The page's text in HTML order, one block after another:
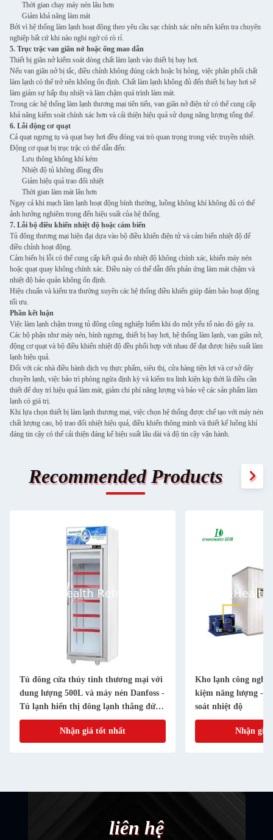
Thời gian chạy máy nén lâu hơn
Giảm khả năng làm mát
Bởi vì hệ thống làm lạnh hoạt động theo yêu cầu sạc chính xác nên nên kiểm tra chuyên
nghiệp bất cứ khi nào nghi ngờ có rò rỉ.
5. Trục trặc van giãn nở hoặc ống mao dẫn
Thiết bị giãn nở kiểm soát dòng chất làm lạnh vào thiết bị bay hơi.
Nếu van giãn nở bị tắc, điều chỉnh không đúng cách hoặc bị hỏng, việc phân phối chất
làm lạnh có thể trở nên không ổn định. Chất làm lạnh không đủ đến thiết bị bay hơi sẽ
làm giảm sự hấp thụ nhiệt và làm chậm quá trình làm mát.
Trong các hệ thống làm lạnh thương mại tiên tiến, van giãn nở điện tử có thể cung cấp
khả năng kiểm soát chính xác hơn và cải thiện hiệu quả sử dụng năng lượng tổng thể.
6. Lỗi động cơ quạt
Cả quạt ngưng tụ và quạt bay hơi đều đóng vai trò quan trọng trong việc truyền nhiệt.
Động cơ quạt bị trục trặc có thể dẫn đến:
Lưu thông không khí kém
Nhiệt độ tủ không đồng đều
Giảm hiệu quả trao đổi nhiệt
Thời gian làm mát lâu hơn
Ngay cả khi mạch làm lạnh hoạt động bình thường, luồng không khí không đủ có thể
ảnh hưởng nghiêm trọng đến hiệu suất của hệ thống.
7. Lỗi bộ điều khiển nhiệt độ hoặc cảm biến
Tủ đông thương mại hiện đại dựa vào bộ điều khiển điện tử và cảm biến nhiệt độ để
điều chỉnh hoạt động.
Cảm biến bị lỗi có thể cung cấp kết quả đo nhiệt độ không chính xác, khiến máy nén
hoặc quạt quay không chính xác. Điều này có thể dẫn đến phản ứng làm mát chậm và
nhiệt độ bảo quản không ổn định.
Hiệu chuẩn và kiểm tra thường xuyên các hệ thống điều khiển giúp đảm bảo hoạt động
tối ưu.
Phần kết luận
Việc làm lạnh chậm trong tủ đông công nghiệp hiếm khi do một yếu tố nào đó gây ra.
Các bộ phận như máy nén, bình ngưng, thiết bị bay hơi, hệ thống làm lạnh, van giãn nở,
động cơ quạt và bộ điều khiển nhiệt độ đều phối hợp với nhau để đạt được hiệu suất làm
lạnh hiệu quả.
Đối với các nhà điều hành dịch vụ thực phẩm, siêu thị, cửa hàng tiện lợi và cơ sở dây
chuyền lạnh, việc bảo trì phòng ngừa định kỳ và kiểm tra linh kiện kịp thời là điều cần
thiết để duy trì hiệu quả làm mát, giảm chi phí năng lượng và bảo vệ các sản phẩm làm
lạnh có giá trị.
Khi lựa chọn thiết bị làm lạnh thương mại, việc chọn hệ thống được chế tạo với máy nén
chất lượng cao, bộ trao đổi nhiệt hiệu quả, điều khiển thông minh và thiết kế luồng khí
đáng tin cậy có thể cải thiện đáng kể hiệu suất lâu dài và độ tin cậy vận hành.
Recommended Products
Tủ đông cửa thủy tinh thương mại với
dung lượng 500L và máy nén Danfoss -
Tủ lạnh hiển thị đông lạnh thẳng đứng
với cửa thủy tinh gia cố ba lớp
Nhận giá tốt nhất
Kho lạnh công
kiệm năng lượng -
soát nhiệt độ
Nhận giá
liên hệ